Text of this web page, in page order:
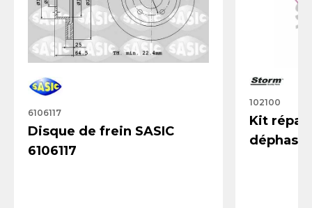
6106117
Disque de frein SASIC
6106117
102100
Kit